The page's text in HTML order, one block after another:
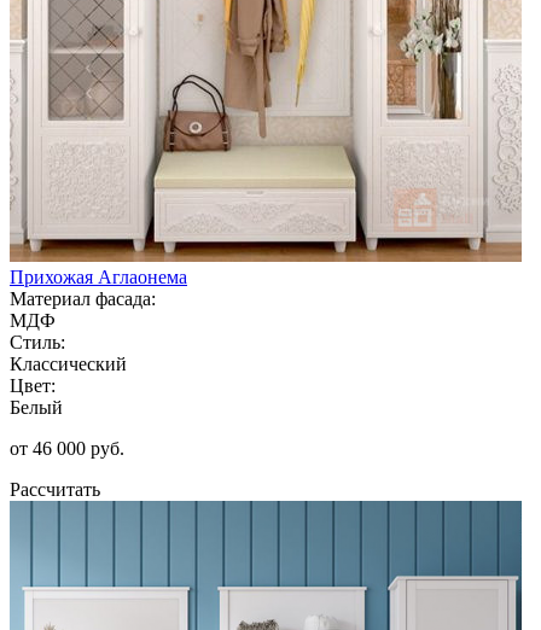
Прихожая Аглаонема
Материал фасада:
МДФ
Стиль:
Классический
Цвет:
Белый
от 46 000 руб.
Рассчитать